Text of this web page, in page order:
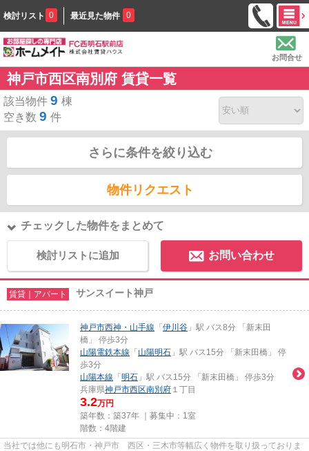
検討リスト 0 最近見た物件 0
お問合せ
神戸市西区南別府 賃貸一覧
該当物件 9 棟
空き数 9 件
さらに条件を絞り込む
物件リクエスト
チェックした物件をまとめて
検討リストに追加 お問い合わせ
賃貸｜アパート サンスイート神戸
神戸市西神・山手線 「 伊川谷 」駅 バス8分 「新末田
橋」 停歩3分
山陽電鉄本線 「 山陽明石 」駅 バス15分 「新末田橋」 停
歩3分
山陽本線 「 明石 」駅 バス15分 「新末田橋」 停歩3分
兵庫県神戸市西区南別府 １丁目
3.2万円
築年数：築37年 ｜募集中： 1室
階数：4階建
当社では他にも明石市・神戸市 西区・三木市等幅広く物件を取り扱っておりま